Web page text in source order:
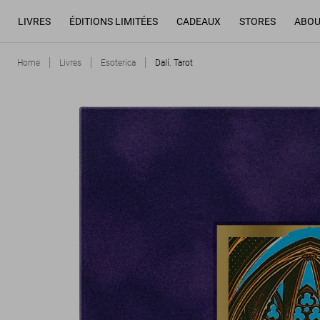
LIVRES ÉDITIONS LIMITÉES CADEAUX STORES
Home Livres Esoterica Dalí. Tarot